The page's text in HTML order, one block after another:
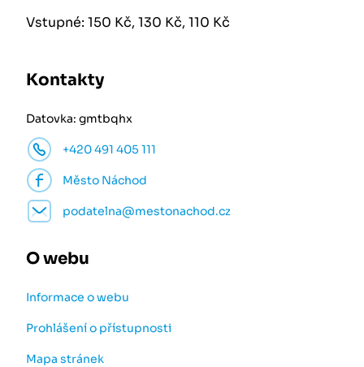
Vstupné: 150 Kč, 130 Kč, 110 Kč
Kontakty
Datovka: gmtbqhx
+420 491 405 111
Město Náchod
podatelna@mestonachod.cz
O webu
Informace o webu
Prohlášení o přístupnosti
Mapa stránek